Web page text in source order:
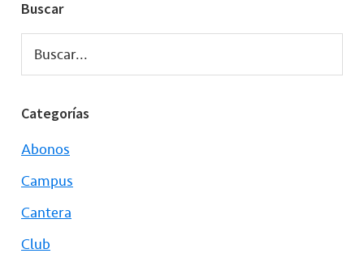
Buscar
Buscar...
Categorías
Abonos
Campus
Cantera
Club